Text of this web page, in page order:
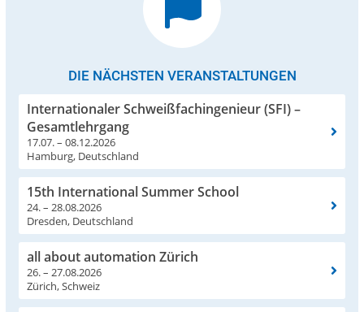
DIE NÄCHSTEN VERANSTALTUNGEN
Internationaler Schweißfachingenieur (SFI) –
Gesamtlehrgang
17.07. – 08.12.2026
Hamburg, Deutschland
15th International Summer School
24. – 28.08.2026
Dresden, Deutschland
all about automation Zürich
26. – 27.08.2026
Zürich, Schweiz